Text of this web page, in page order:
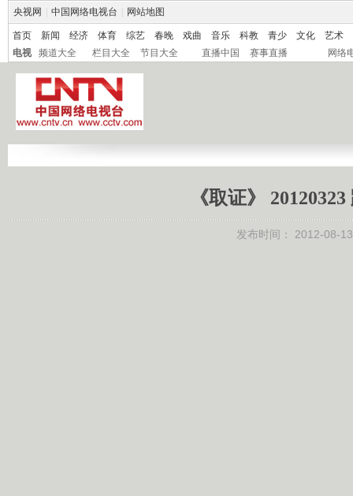
央视网 中国网络电视台 网站地图
首页 新闻 经济 体育 综艺 春晚 戏曲 音乐 科教 青少 文化
艺术
电视
频道大全 栏目大全 节目大全 直播中国 赛事直播 网络
《取证》
发布时间： 2012-08-